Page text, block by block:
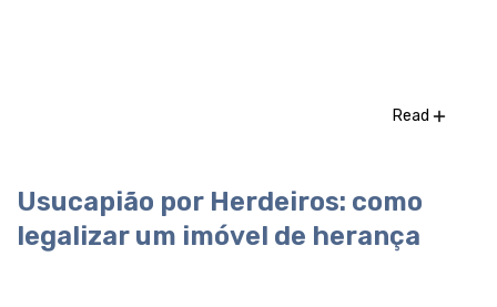
Read
Usucapião por Herdeiros: como
legalizar um imóvel de herança